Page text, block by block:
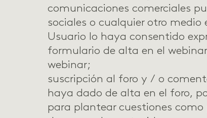
comunicaciones comerciales
sociales o cualquier otro medio
Usuario lo haya consentido
formulario de alta en el webinar
webinar;
suscripción al foro y / o
haya dado de alta en el foro,
para plantear cuestiones